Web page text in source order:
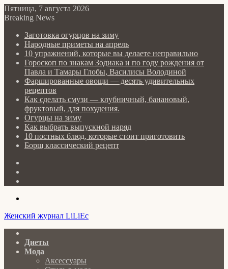
Пятница, 7 августа 2026
Breaking News
Заготовка огурцов на зиму
Народные приметы на апрель
10 упражнений, которые вы делаете неправильно
Гороскоп по знакам Зодиака и по году рождения от
Павла и Тамары Глобы, Василисы Володиной
Фаршированные овощи — десять удивительных
рецептов
Как сделать cмузи — клубничный, банановый,
фруктовый, для похудения.
Огурцы на зиму
Как выбрать выпускной наряд
10 постных блюд, которые стоит приготовить
Борщ классический рецепт
Женский журнал LiLiEc
Диеты
Мода
Аксессуары